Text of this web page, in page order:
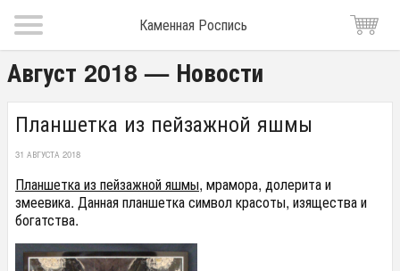
Каменная Роспись
Август 2018 — Новости
Планшетка из пейзажной яшмы
31 АВГУСТА 2018
Планшетка из пейзажной яшмы, мрамора, долерита и
змеевика. Данная планшетка символ красоты, изящества и
богатства.